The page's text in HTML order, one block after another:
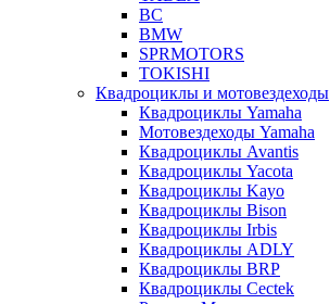
BC
BMW
SPRMOTORS
TOKISHI
Квадроциклы и мотовездеходы
Квадроциклы Yamaha
Мотовездеходы Yamaha
Квадроциклы Avantis
Квадроциклы Yacota
Квадроциклы Kayo
Квадроциклы Bison
Квадроциклы Irbis
Квадроциклы ADLY
Квадроциклы BRP
Квадроциклы Cectek